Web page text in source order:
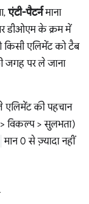
एंटी-पैटर्नमाना
डीओएम के क्रम में
एलिमेंट को टैब
जगह पर ले जाना
एलिमेंट की पहचान
विकल्प > सुलभता)
मान 0 से ज़्यादा नहीं